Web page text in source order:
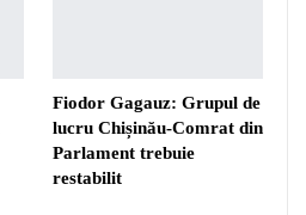
Fiodor Gagauz: Grupul de
lucru Chișinău-Comrat din
Parlament trebuie
restabilit